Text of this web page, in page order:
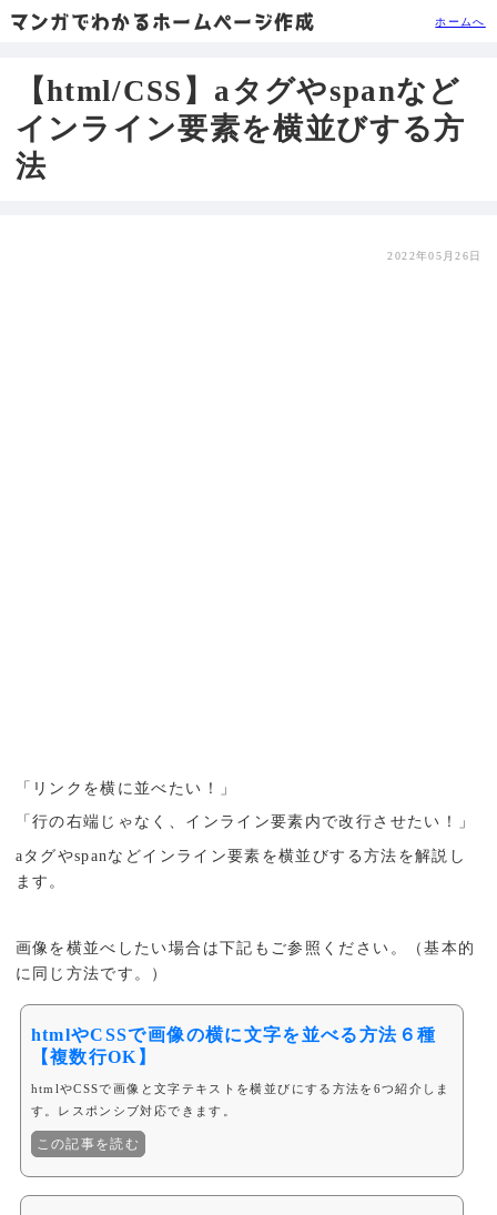
マンガでわかるホームページ作成 ホームへ
【html/CSS】aタグやspanなど
インライン要素を横並びする方
法
2022年05月26日
「リンクを横に並べたい！」
「行の右端じゃなく、インライン要素内で改行させたい！」
aタグやspanなどインライン要素を横並びする方法を解説し
ます。
画像を横並べしたい場合は下記もご参照ください。（基本的
に同じ方法です。）
htmlやCSSで画像の横に文字を並べる方法６種
【複数行OK】
htmlやCSSで画像と文字テキストを横並びにする方法を6つ紹介しま
す。レスポンシブ対応できます。
この記事を読む